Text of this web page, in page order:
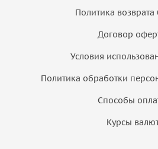
Политика возврата
Договор
Условия
Политика обработки
Способы
Курсы